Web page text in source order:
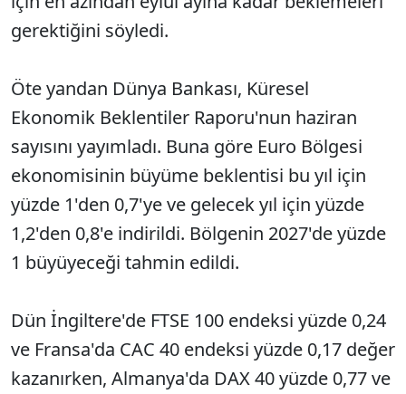
gerektiğini söyledi.
Öte yandan Dünya Bankası, Küresel
Ekonomik Beklentiler Raporu'nun haziran
sayısını yayımladı. Buna göre Euro Bölgesi
ekonomisinin büyüme beklentisi bu yıl için
yüzde 1'den 0,7'ye ve gelecek yıl için yüzde
1,2'den 0,8'e indirildi. Bölgenin 2027'de yüzde
1 büyüyeceği tahmin edildi.
Dün İngiltere'de FTSE 100 endeksi yüzde 0,24
ve Fransa'da CAC 40 endeksi yüzde 0,17 değer
kazanırken, Almanya'da DAX 40 yüzde 0,77 ve